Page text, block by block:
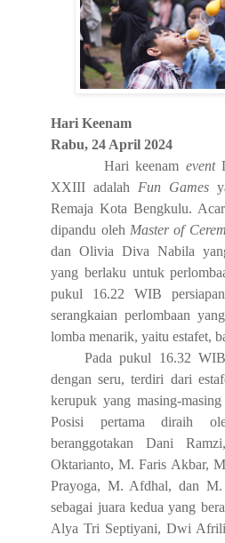
Hari Keenam
Rabu, 24 April 2024
Hari keenam event
XXIII adalah Fun Games
Remaja Kota Bengkulu.
dipandu oleh Master of
dan Olivia DivaNabila
yang berlaku untuk
pukul 16.22 WIB p
serangkaian perlombaan
lomba menarik, yaitu estafet,
Pada pukul 16.32
dengan seru, terdiri dari
kerupuk yang masing-
Posisi pertama diraih
beranggotakanDani
Oktarianto, M. Faris Akbar,
Prayoga, M. Afdhal, dan
sebagai juara kedua yang
Alya Tri Septiyani, Dwi